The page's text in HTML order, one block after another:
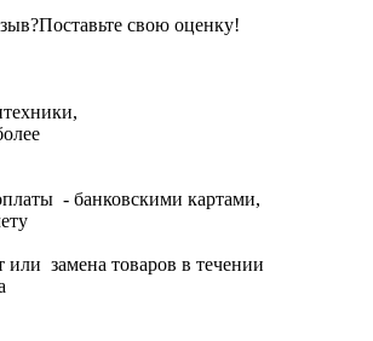
Поставьте свою оценку!
- банковскими картами,
или замена товаров в течении